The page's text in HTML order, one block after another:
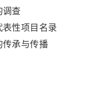
查
项目名录
承与传播